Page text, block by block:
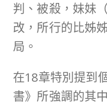
判、被殺，妹妹
改，所行的比姊
局。
在18章特別提到
書》所強調的其